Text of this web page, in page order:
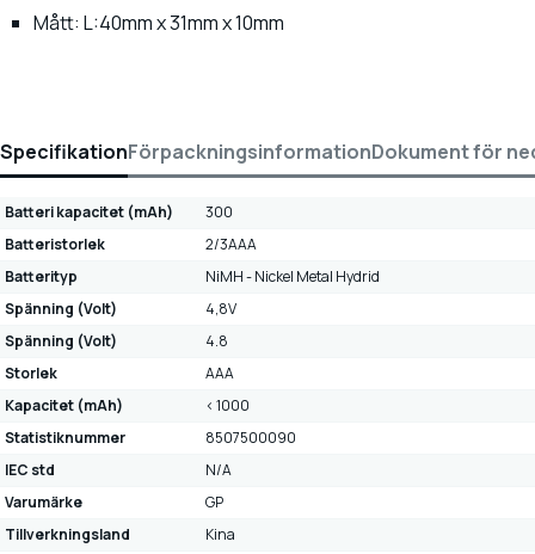
Mått: L:40mm x 31mm x 10mm
SpecifikationFörpackningsinformationDokument för
Batteri kapacitet (mAh)
300
Batteristorlek
2/3AAA
Batterityp
NiMH - Nickel Metal Hydrid
Spänning (Volt)
4,8V
Spänning (Volt)
4.8
Storlek
AAA
Kapacitet (mAh)
< 1000
Statistiknummer
8507500090
IEC std
N/A
Varumärke
GP
Tillverkningsland
Kina